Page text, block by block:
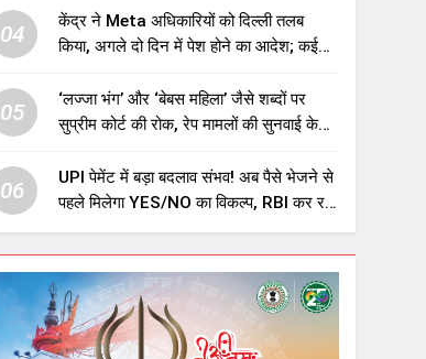
04
केंद्र ने Meta अधिकारियों को दिल्ली तलब
किया, अगले दो दिन में पेश होने का आदेश; कई
05
‘लज्जा भंग’ और ‘बेबस महिला’ जैसे शब्दों पर
सुप्रीम कोर्ट की रोक, रेप मामलों की सुनवाई के
06
UPI पेमेंट में बड़ा बदलाव संभव! अब पैसे भेजने से
पहले मिलेगा YES/NO का विकल्प, RBI कर रहा
विचार